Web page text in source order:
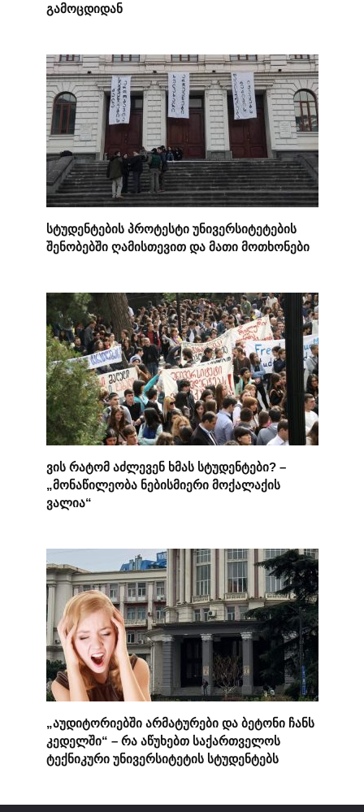
გამოცდიდან
სტუდენტების პროტესტი უნივერსიტეტების
შენობებში ღამისთევით და მათი მოთხონები
ვის რატომ აძლევენ ხმას სტუდენტები? –
„მონაწილეობა ნებისმიერი მოქალაქის
ვალია“
„აუდიტორიებში არმატურები და ბეტონი ჩანს
კედელში“ – რა აწუხებთ საქართველოს
ტექნიკური უნივერსიტეტის სტუდენტებს